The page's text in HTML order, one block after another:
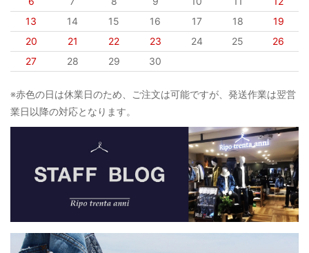
13
14 15 16 17 18
19
20
21 22 23 24 25
26
27
28 29 30
※赤色の日は休業日のため、ご注文は可能ですが、発送作業は翌営
業日以降の対応となります。